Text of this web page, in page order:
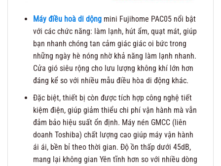
Máy điều hoà di dộngmini Fujihome PAC05nổi bật
với các chức năng: làm lạnh, hút ẩm, quạt mát, giúp
bạn nhanh chóng tan cảm giác giác oi bức trong
những ngày hè nóng nhờ khả năng làm lạnh nhanh.
Cửa gió siêu rộng cho lưu lượng không khí lớn hơn
đáng kể so với nhiều mẫu điều hòa di động khác.
Đặc biệt, thiết bị còn được tích hợp công nghệ tiết
kiệm điện, giúp giảm thiểu chi phí vận hành mà vẫn
đảm bảo hiệu suất ổn định. Máy nén GMCC (liên
doanh Toshiba) chất lượng cao giúp máy vận hành
ái ái, bền bỉ theo thời gian. Độ ồn thấp dưới 45dB,
mang lại không gian Yên tĩnh hơn so với nhiều dòng